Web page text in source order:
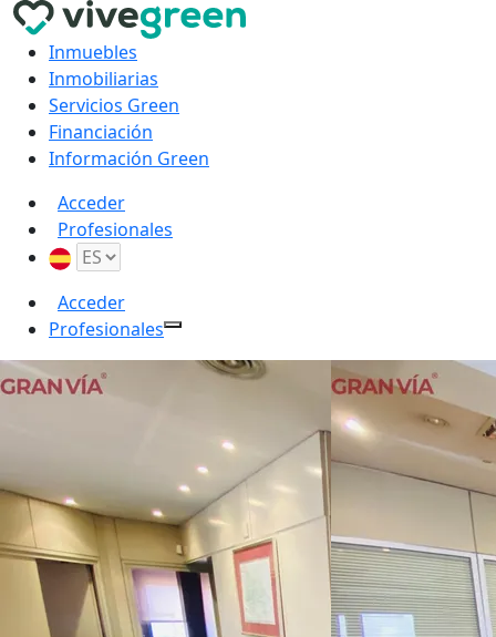
Inmuebles
Inmobiliarias
Servicios Green
Financiación
Información Green
Acceder
Profesionales
Acceder
Profesionales